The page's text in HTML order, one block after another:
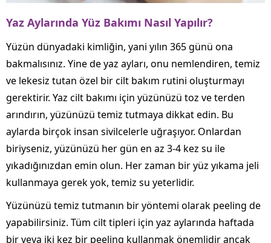
Yaz Aylarında Yüz Bakımı Nasıl Yapılır?
Yüzün dünyadaki kimliğin, yani yılın 365 günü ona
bakmalısınız. Yine de yaz ayları, onu nemlendiren, temiz
ve lekesiz tutan özel bir cilt bakım rutini oluşturmayı
gerektirir. Yaz cilt bakımı için yüzünüzü toz ve terden
arındırın, yüzünüzü temiz tutmaya dikkat edin. Bu
aylarda birçok insan sivilcelerle uğraşıyor. Onlardan
biriyseniz, yüzünüzü her gün en az 3-4 kez su ile
yıkadığınızdan emin olun. Her zaman bir yüz yıkama jeli
kullanmaya gerek yok, temiz su yeterlidir.
Yüzünüzü temiz tutmanın bir yöntemi olarak peeling de
yapabilirsiniz. Tüm cilt tipleri için yaz aylarında haftada
bir veya iki kez bir peeling kullanmak önemlidir ancak